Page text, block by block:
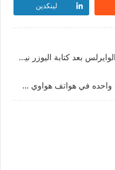
لينكدين
حل مشكلة عدم اتصال الهاتف بشبكة الوايرلس بعد كتابة اليوزر نيم والباسورد
طريقة حذف جميع جهات الاتصال دفعه واحده في هواتف هواوي 2023